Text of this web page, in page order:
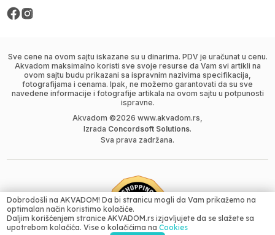
Sve cene na ovom sajtu iskazane su u dinarima. PDV je uračunat u cenu.
Akvadom maksimalno koristi sve svoje resurse da Vam svi artikli na
ovom sajtu budu prikazani sa ispravnim nazivima specifikacija,
fotografijama i cenama. Ipak, ne možemo garantovati da su sve
navedene informacije i fotografije artikala na ovom sajtu u potpunosti
ispravne.
Akvadom ©2026 www.akvadom.rs,
Izrada Concordsoft Solutions.
Sva prava zadržana.
Dobrodošli na AKVADOM! Da bi stranicu mogli da Vam prikažemo na
optimalan način koristimo kolačiće.
Daljim korišćenjem stranice AKVADOM.rs izjavljujete da se slažete sa
upotrebom kolačića. Vise o kolačićima naCookies